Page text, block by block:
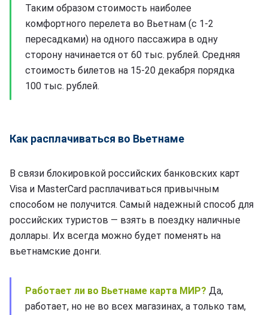
Таким образом стоимость наиболее
комфортного перелета во Вьетнам (с 1-2
пересадками) на одного пассажира в одну
сторону начинается от 60 тыс. рублей. Средняя
стоимость билетов на 15-20 декабря порядка
100 тыс. рублей.
Как расплачиваться во Вьетнаме
В связи блокировкой российских банковских карт
Visa и MasterCard расплачиваться привычным
способом не получится. Самый надежный способ для
российских туристов — взять в поездку наличные
доллары. Их всегда можно будет поменять на
вьетнамские донги.
Работает ли во Вьетнаме карта МИР? Да,
работает, но не во всех магазинах, а только там,